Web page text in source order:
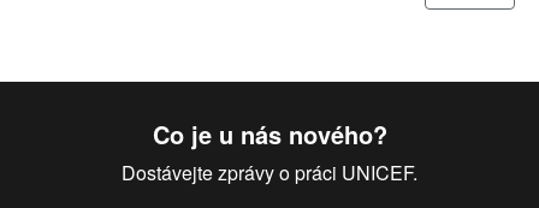
Co je u nás nového?
Dostávejte zprávy o práci UNICEF.